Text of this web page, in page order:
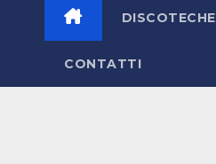
DISCOTECHE
CONTATTI